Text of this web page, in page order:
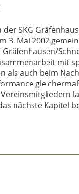
SKG
3. Mai 2002
Gräfenhausen/
mit
als auch beim
nächste Kapitel